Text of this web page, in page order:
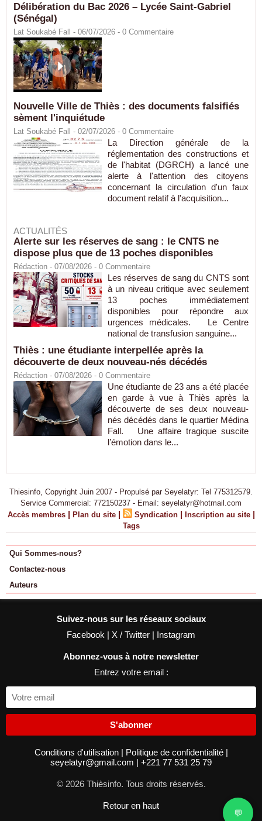
Délibération du Bac 2026 – Lycée Saint-Gabriel
(Sénégal)
Lat Soukabé Fall - 06/07/2026 - 0 Commentaire
Nouvelle Ville de Thiès : des documents falsifiés
sèment l'inquiétude
Lat Soukabé Fall - 02/07/2026 - 0 Commentaire
La Direction générale de la
réglementation des constructions et
de l'habitat (DGRCH) a lancé une
alerte à l'attention des citoyens
concernant la circulation d'un faux
document relatif à l'acquisition...
ACTUALITÉS
Alerte sur les réserves de sang : le CNTS ne
dispose plus que de 13 poches disponibles
Rédaction - 07/08/2026 - 0 Commentaire
Les réserves de sang du CNTS sont
à un niveau critique avec seulement
13 poches immédiatement
disponibles pour répondre aux
urgences médicales. Le Centre
national de transfusion sanguine...
Thiès : une étudiante interpellée après la
découverte de deux nouveau-nés décédés
Rédaction - 07/08/2026 - 0 Commentaire
Une étudiante de 23 ans a été placée
en garde à vue à Thiès après la
découverte de ses deux nouveau-
nés décédés dans le quartier Médina
Fall. Une affaire tragique suscite
l’émotion dans le...
Thiesinfo, Copyright Juin 2007 - Propulsé par Seyelatyr: Tel 775312579.
Service Commercial: 772150237 - Email: seyelatyr@hotmail.com
Accès membres | Plan du site | Syndication | Inscription au site |
Tags
Qui Sommes-nous?
Contactez-nous
Auteurs
Suivez-nous sur les réseaux sociaux
Facebook | X / Twitter | Instagram
Abonnez-vous à notre newsletter
Entrez votre email :
S'abonner
Conditions d'utilisation | Politique de confidentialité |
seyelatyr@gmail.com | +221 77 531 25 79
© 2026 Thièsinfo. Tous droits réservés.
Retour en haut
💬